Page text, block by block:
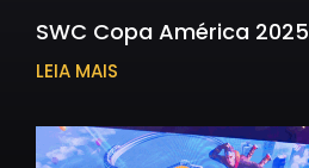
SWC Copa América 2025
LEIA MAIS